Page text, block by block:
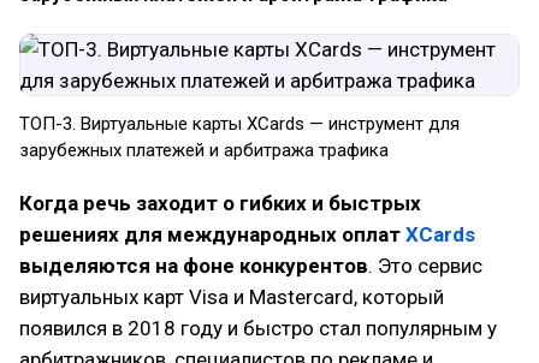
ТОП-3. Виртуальные карты XCards — инструмент для
зарубежных платежей и арбитража трафика
Когда речь заходит о гибких и быстрых
решениях для международных оплат XCards
выделяются на фоне конкурентов. Это сервис
виртуальных карт Visa и Mastercard, который
появился в 2018 году и быстро стал популярным у